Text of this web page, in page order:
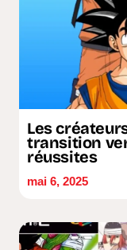
Les
transition
réussites
mai 6, 2025